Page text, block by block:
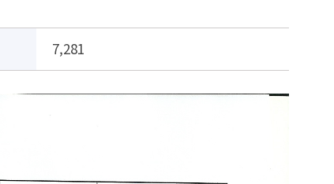
7,281